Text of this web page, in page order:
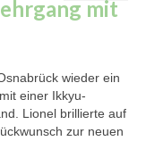
mit
wieder ein
einer Ikkyu-
Lionel brillierte auf
zur neuen